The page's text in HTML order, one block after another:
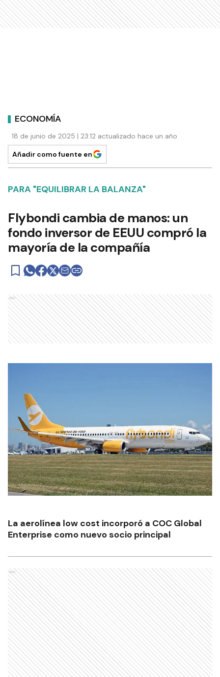
ECONOMÍA
18 de junio de 2025 | 23:12 actualizado hace un año
Añadir como fuente en
PARA "EQUILIBRAR LA BALANZA"
Flybondi cambia de manos: un
fondo inversor de EEUU compró la
mayoría de la compañía
Ads
La aerolínea low cost incorporó a COC Global
Enterprise como nuevo socio principal
Ads